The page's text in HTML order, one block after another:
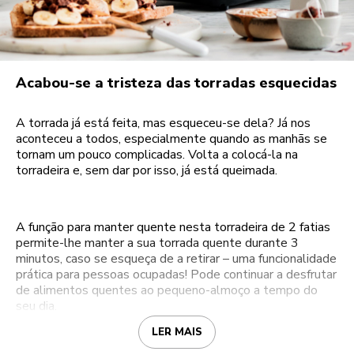
Acabou-se a tristeza das torradas esquecidas
A torrada já está feita, mas esqueceu-se dela? Já nos
aconteceu a todos, especialmente quando as manhãs se
tornam um pouco complicadas. Volta a colocá-la na
torradeira e, sem dar por isso, já está queimada.
A função para manter quente nesta torradeira de 2 fatias
permite-lhe manter a sua torrada quente durante 3
minutos, caso se esqueça de a retirar – uma funcionalidade
prática para pessoas ocupadas! Pode continuar a desfrutar
de alimentos quentes ao pequeno-almoço a tempo do
seu dia.
LER MAIS